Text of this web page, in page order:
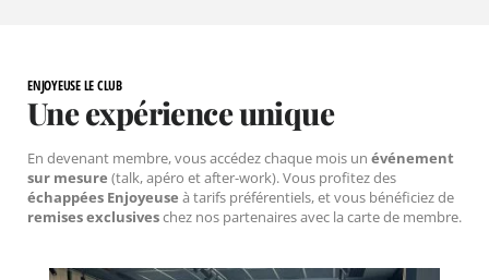
ENJOYEUSE LE CLUB
Une expérience unique
En devenant membre, vous accédez chaque mois un événement
sur mesure (talk, apéro et after-work). Vous profitez des
échappées Enjoyeuse à tarifs préférentiels, et vous bénéficiez de
remises exclusiveschez nos partenaires avec la carte de membre.